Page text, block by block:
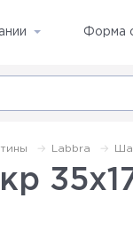
Форма
Labbra